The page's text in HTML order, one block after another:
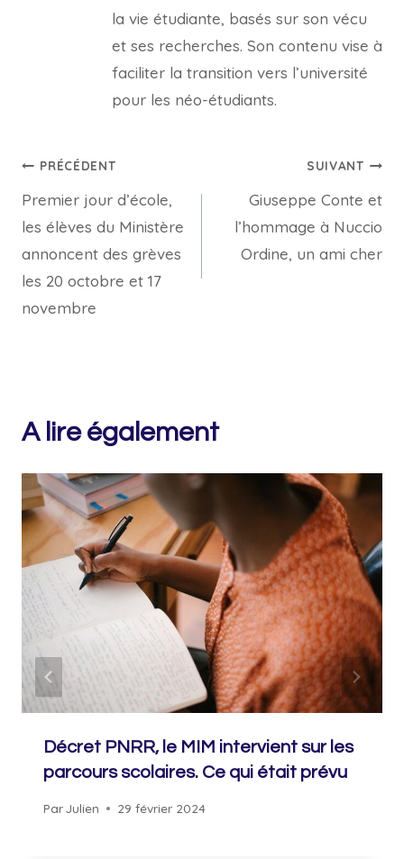
la vie étudiante, basés sur son vécu
et ses recherches. Son contenu vise à
faciliter la transition vers l’université
pour les néo-étudiants.
Navigation
de
l’article
PRÉCÉDENT
Premier jour d’école,
les élèves du Ministère
annoncent des grèves
les 20 octobre et 17
novembre
SUIVANT
Giuseppe Conte et
l’hommage à Nuccio
Ordine, un ami cher
A lire également
Décret PNRR, le MIM intervient sur les
parcours scolaires. Ce qui était prévu
ParJulien 29 février 2024